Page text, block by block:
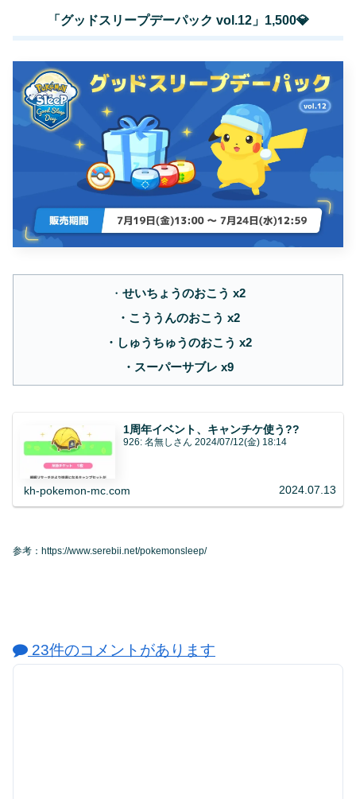
「グッドスリープデーパック vol.12」1,500💎
・ せいちょうのおこう x2
・こううんのおこう x2
・しゅうちゅうのおこう x2
・スーパーサブレ x9
1周年イベント、キャンチケ使う??
926: 名無しさん 2024/07/12(金) 18:14
kh-pokemon-mc.com 2024.07.13
参考：https://www.serebii.net/pokemonsleep/
23件のコメントがあります